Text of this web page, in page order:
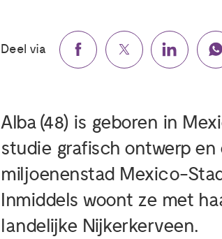
Deel via
Alba (48) is geboren in
studie grafisch ontwerp
miljoenenstad Mexico-
Inmiddels woont ze met
landelijke Nijkerkerveen.